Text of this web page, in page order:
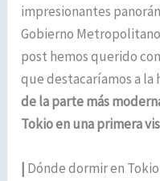
impresionantes
Gobierno
post hemos querido
que destacaríamos a la
de la parte más
Tokio en una primera
| Dónde dormir en Tokio